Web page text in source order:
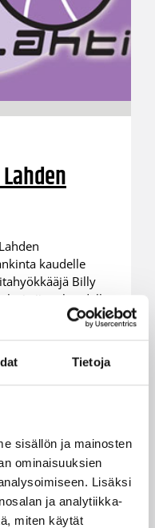
Tietoja
sisällön ja mainosten
ominaisuuksien
Lisäksi
ja analytiikka-
miten käytät
kaudelle
Billy
viime kaudella